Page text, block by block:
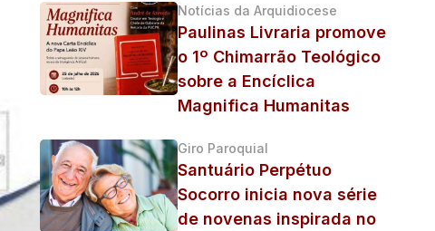
Notícias da Arquidiocese
Paulinas Livraria promove
o 1º Chimarrão Teológico
sobre a Encíclica
Magnifica Humanitas
Giro Paroquial
Santuário Perpétuo
Socorro inicia nova série
de novenas inspirada no